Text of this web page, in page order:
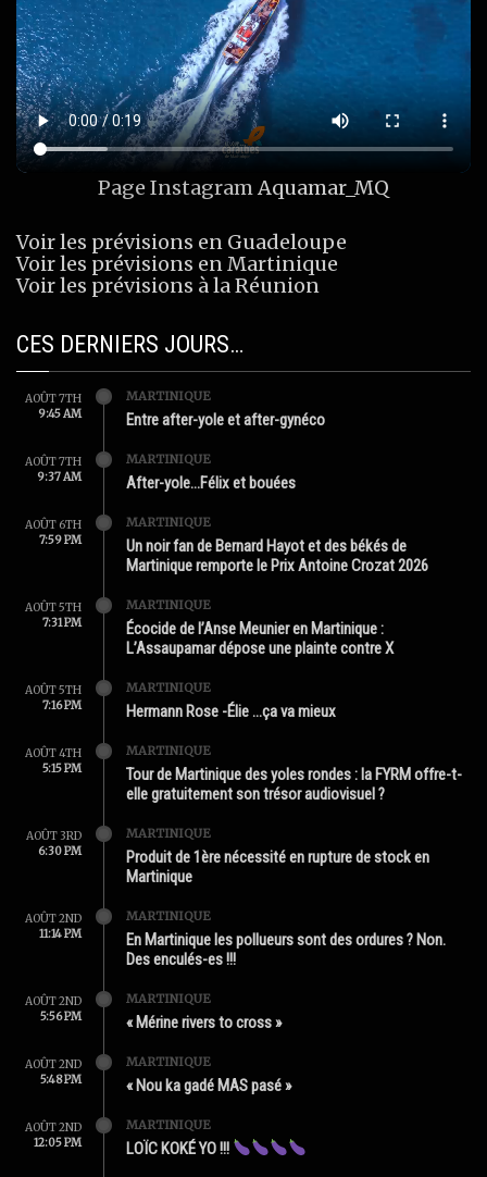
Page InstagramAquamar_MQ
Voir les prévisions en Guadeloupe
Voir les prévisions en Martinique
Voir les prévisions à la Réunion
CES DERNIERS JOURS…
AOÛT 7TH
9:45 AM
MARTINIQUE
Entre after-yole et after-gynéco
AOÛT 7TH
9:37 AM
MARTINIQUE
After-yole…Félix et bouées
AOÛT 6TH
7:59 PM
MARTINIQUE
Un noir fan de Bernard Hayot et des békés de
Martinique remporte le Prix Antoine Crozat 2026
AOÛT 5TH
7:31 PM
MARTINIQUE
Écocide de l’Anse Meunier en Martinique :
L’Assaupamar dépose une plainte contre X
AOÛT 5TH
7:16 PM
MARTINIQUE
Hermann Rose -Élie …ça va mieux
AOÛT 4TH
5:15 PM
MARTINIQUE
Tour de Martinique des yoles rondes : la FYRM offre-t-
elle gratuitement son trésor audiovisuel ?
AOÛT 3RD
6:30 PM
MARTINIQUE
Produit de 1ère nécessité en rupture de stock en
Martinique
AOÛT 2ND
11:14 PM
MARTINIQUE
En Martinique les pollueurs sont des ordures ? Non.
Des enculés-es !!!
AOÛT 2ND
5:56 PM
MARTINIQUE
« Mérine rivers to cross »
AOÛT 2ND
5:48 PM
MARTINIQUE
« Nou ka gadé MAS pasé »
AOÛT 2ND
12:05 PM
MARTINIQUE
LOÏC KOKÉ YO !!!